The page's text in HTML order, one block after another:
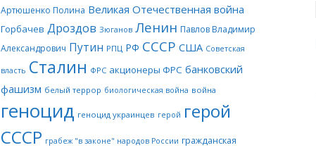
Артюшенко Полина Великая Отечественная война
Горбачев Дроздов Зюганов Ленин Павлов Владимир
Александрович Путин РПЦ РФ СССР США Советская
власть Сталин ФРС акционеры ФРС банковский
фашизм белый террор биологическая война война
геноцид геноцид украинцев герой герой
СССР грабеж "в законе" народов России гражданская